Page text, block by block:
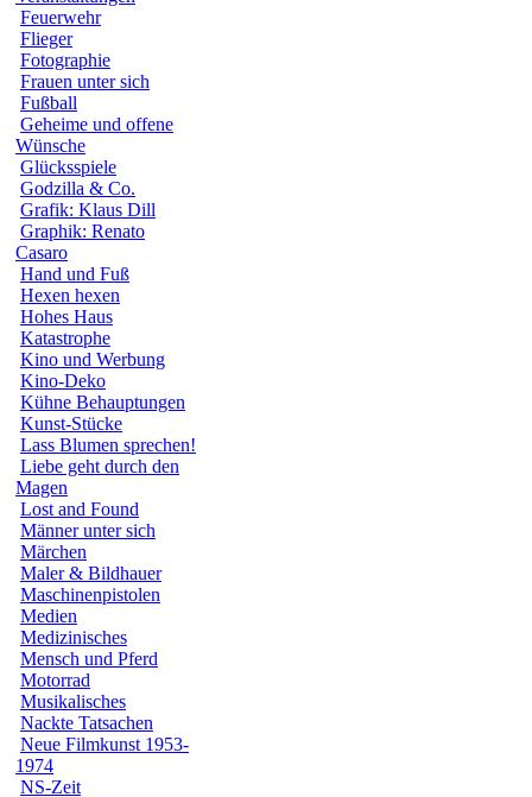
Feuerwehr
Flieger
Fotographie
Frauen unter sich
Fußball
Geheime und offene
Wünsche
Glücksspiele
Godzilla & Co.
Grafik: Klaus Dill
Graphik: Renato
Casaro
Hand und Fuß
Hexen hexen
Hohes Haus
Katastrophe
Kino und Werbung
Kino-Deko
Kühne Behauptungen
Kunst-Stücke
Lass Blumen sprechen!
Liebe geht durch den
Magen
Lost and Found
Männer unter sich
Märchen
Maler & Bildhauer
Maschinenpistolen
Medien
Medizinisches
Mensch und Pferd
Motorrad
Musikalisches
Nackte Tatsachen
Neue Filmkunst 1953-
1974
NS-Zeit